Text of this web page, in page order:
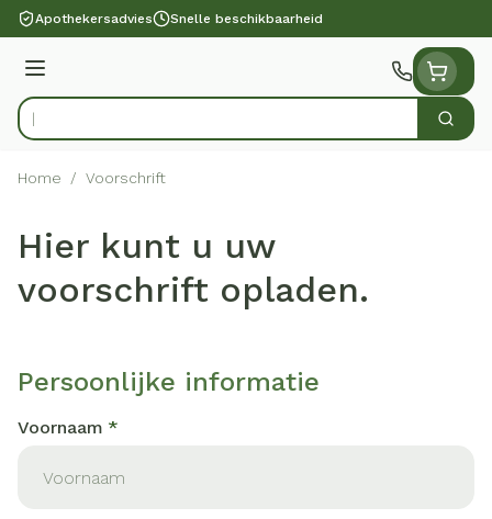
Ga naar de inhoud
Apothekersadvies Snelle beschikbaarheid
Menu
Product, merk, categorie... Zoek
Home / Voorschrift
Hier kunt u uw
voorschrift opladen.
Persoonlijke informatie
Voornaam